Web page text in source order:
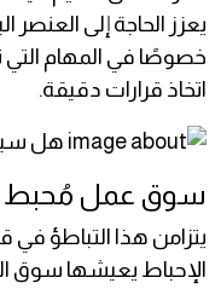
يعزز الحاجة إلى
خصوصًا في المهام التي
اتخاذ قرارات دقيقة.
سوق عمل مُحبط
يتزامن هذا التباطؤ في
الإحباط يعيشها سوق